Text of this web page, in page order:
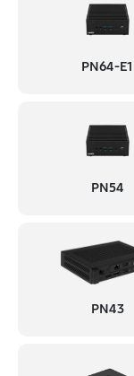
PN64-E1
PN54
PN43